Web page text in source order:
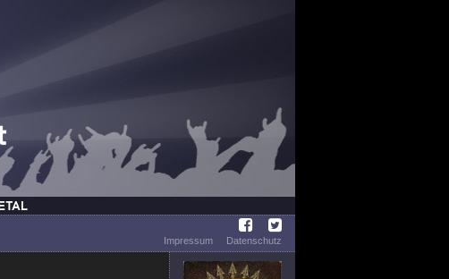
Impressum
Datenschutz